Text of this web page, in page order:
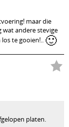
maar die
wat andere stevige
te gooien!.. 🙂
platen.